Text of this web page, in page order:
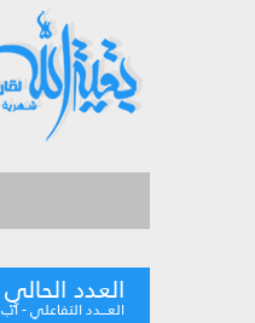
العدد الحالي
العـــدد التفاعلي - آب